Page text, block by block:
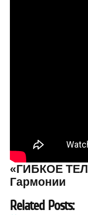
«ГИБКОЕ
Гармонии
Related Posts: